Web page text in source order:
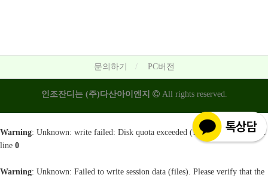
문의하기 PC버전
인조잔디는 (주)다산아이엔지 All rights reserved.
Warning: Unknown: write failed: Disk quota exceeded (122) inUnknownon
line 0
Warning: Unknown: Failed to write session data (files). Please verify that the